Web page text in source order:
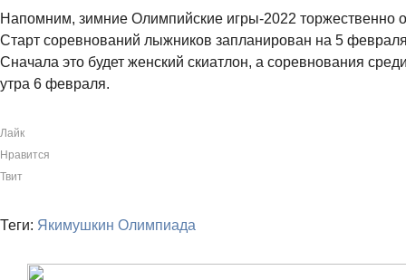
Напомним, зимние Олимпийские игры-2022 торжественно
Старт соревнований лыжников запланирован на 5
Сначала это будет женский скиатлон, а соревнования
утра 6 февраля.
Лайк
Нравится
Твит
Теги: Якимушкин Олимпиада